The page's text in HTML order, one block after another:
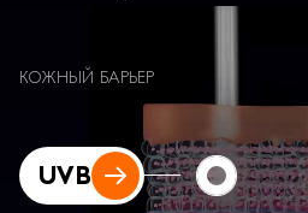
КОЖНЫЙ БАРЬЕР
UVB